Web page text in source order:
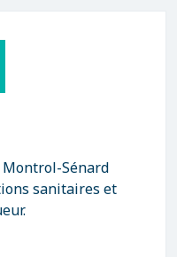
Sénard
sanitaires et